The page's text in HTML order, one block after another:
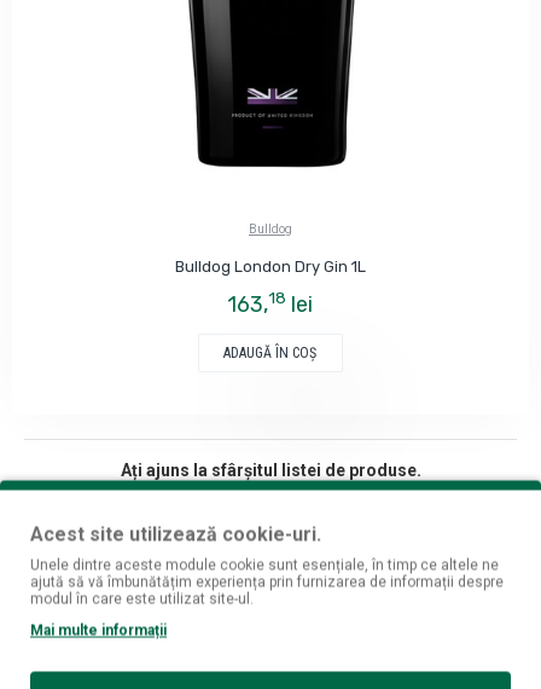
Bulldog
Bulldog London Dry Gin 1L
163,18 lei
ADAUGĂ ÎN COŞ
Ați ajuns la sfârșitul listei de produse.
Fii mereu la curent cu ultimele oferte si produse!
Acest site utilizează cookie-uri.
Unele dintre aceste module cookie sunt esențiale, în timp ce altele ne
ajută să vă îmbunătățim experiența prin furnizarea de informații despre
modul în care este utilizat site-ul.
Mai multe informații